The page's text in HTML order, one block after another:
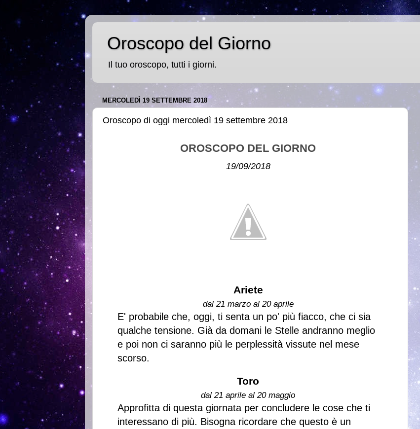
Oroscopo del Giorno
Il tuo oroscopo, tutti i giorni.
MERCOLEDÌ 19 SETTEMBRE 2018
Oroscopo di oggi mercoledì 19 settembre 2018
OROSCOPO DEL GIORNO
19/09/2018
Ariete
dal 21 marzo al 20 aprile
E' probabile che, oggi, ti senta un po' più fiacco, che ci sia
qualche tensione. Già da domani le Stelle andranno meglio
e poi non ci saranno più le perplessità vissute nel mese
scorso.
Toro
dal 21 aprile al 20 maggio
Approfitta di questa giornata per concludere le cose che ti
interessano di più. Bisogna ricordare che questo è un